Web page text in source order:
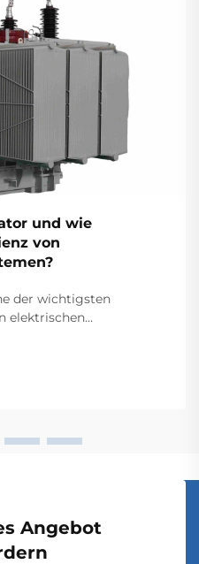
und wie
von
der wichtigsten
elektrischen
Energieübertragung und
hinweg. Diese
Angebot